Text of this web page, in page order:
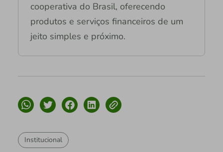
cooperativa do Brasil, oferecendo
produtos e serviços financeiros de um
jeito simples e próximo.
Institucional